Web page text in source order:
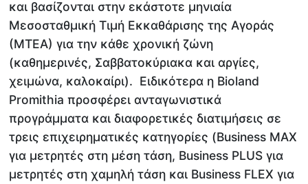
και βασίζονται στην εκάστοτε μηνιαία
Μεσοσταθμική Τιμή Εκκαθάρισης της Αγοράς
(ΜΤΕΑ) για την κάθε χρονική ζώνη
(καθημερινές, Σαββατοκύριακα και αργίες,
χειμώνα, καλοκαίρι). Ειδικότερα η Bioland
Promithia προσφέρει ανταγωνιστικά
προγράμματα και διαφορετικές διατιμήσεις σε
τρεις επιχειρηματικές κατηγορίες (Business MAX
για μετρητές στη μέση τάση, Business PLUS για
μετρητές στη χαμηλή τάση και Business FLEX για